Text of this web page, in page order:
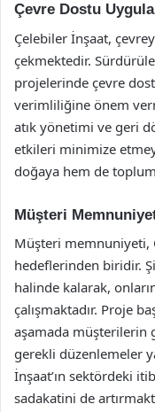
Çevre Dostu
Çelebiler İnşaat,
çekmektedir.
projelerinde çevre
verimliliğine önem
atık yönetimi ve geri
etkileri minimize
doğaya hem de
Müşteri
Müşteri memnuniyeti,
hedeflerinden biridir.
halinde kalarak,
çalışmaktadır. Proje
aşamada müşterilerin
gerekli düzenlemeler
İnşaat’ın sektördeki
sadakatini de